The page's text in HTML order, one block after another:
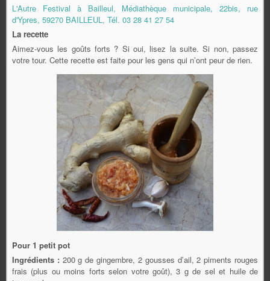
L'Autre Festival à Bailleul, Médiathèque municipale, 22bis, rue
d'Ypres, 59270 BAILLEUL, Tél. 03 28 41 27 54
La recette
Aimez-vous les goûts forts ? Si oui, lisez la suite. Si non, passez
votre tour. Cette recette est faite pour les gens qui n’ont peur de rien.
Pour 1 petit pot
Ingrédients :200 g de gingembre, 2 gousses d’ail, 2 piments rouges
frais (plus ou moins forts selon votre goût), 3 g de sel et huile de